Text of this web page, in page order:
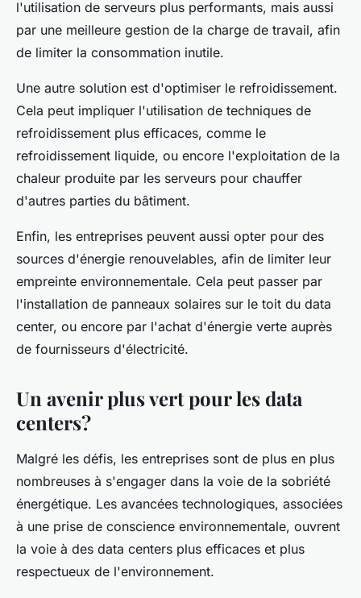
l'utilisation de serveurs plus performants, mais aussi
par une meilleure gestion de la charge de travail, afin
de limiter la consommation inutile.
Une autre solution est d'optimiser le refroidissement.
Cela peut impliquer l'utilisation de techniques de
refroidissement plus efficaces, comme le
refroidissement liquide, ou encore l'exploitation de la
chaleur produite par les serveurs pour chauffer
d'autres parties du bâtiment.
Enfin, les entreprises peuvent aussi opter pour des
sources d'énergie renouvelables, afin de limiter leur
empreinte environnementale. Cela peut passer par
l'installation de panneaux solaires sur le toit du data
center, ou encore par l'achat d'énergie verte auprès
de fournisseurs d'électricité.
Un avenir plus vert pour les data
centers?
Malgré les défis, les entreprises sont de plus en plus
nombreuses à s'engager dans la voie de la sobriété
énergétique. Les avancées technologiques, associées
à une prise de conscience environnementale, ouvrent
la voie à des data centers plus efficaces et plus
respectueux de l'environnement.